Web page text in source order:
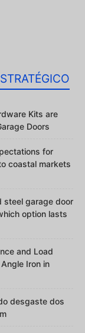
Kits are
Doors
for
coastal markets
steel garage door
option lasts
and Load
Iron in
desgaste dos